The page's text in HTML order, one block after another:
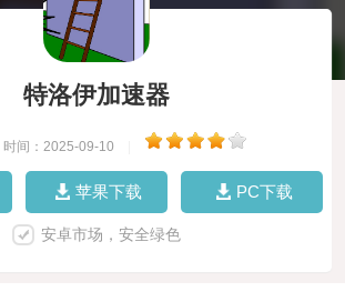
特洛伊加速器
时间：2025-09-10
苹果下载 PC下载
安卓市场，安全绿色